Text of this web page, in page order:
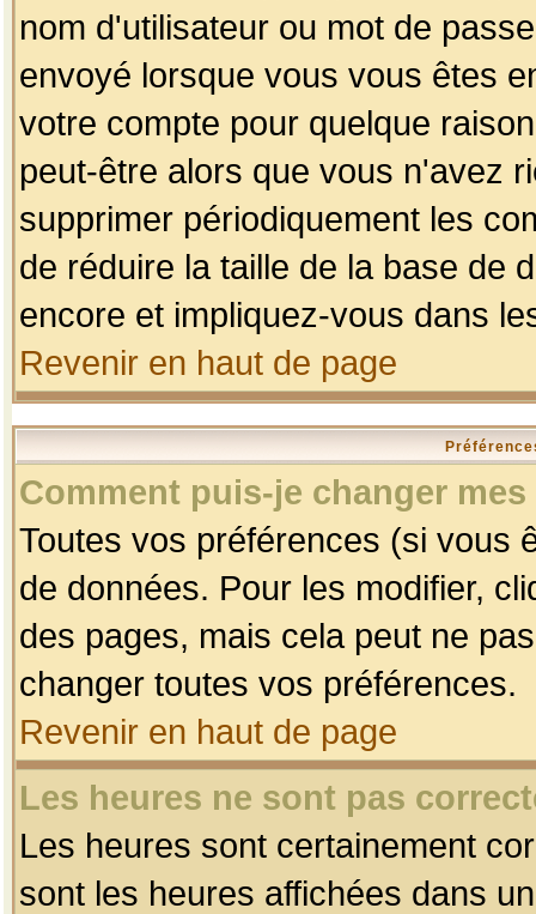
nom d'utilisateur ou mot de
envoyé lorsque vous vous êtes
votre compte pour quelque
peut-être alors que vous n'avez
supprimer périodiquement les
de réduire la taille de la base de
encore et impliquez-vous dans
Revenir en haut de page
Comment puis-je changer
Toutes vos préférences (si vous
de données. Pour les modifier,
des pages, mais cela peut ne
changer toutes vos préférences.
Revenir en haut de page
Les heures ne sont pas
Les heures sont certainement
sont les heures affichées dans